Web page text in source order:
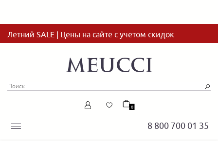
Летний SALE | Цены на сайте с учетом скидок
8 800 700 01 35
0